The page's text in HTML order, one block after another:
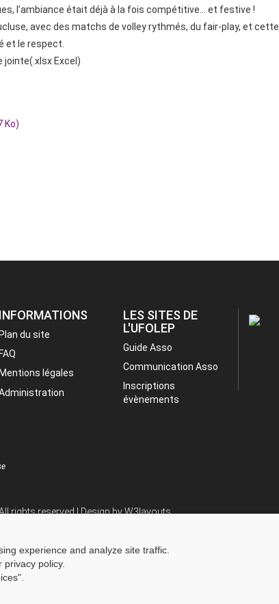
l’ambiance était déjà à la fois compétitive… et festive !
avec des matchs de volley rythmés, du fair-play, et cette
et le respect.
jointe(.xlsx Excel)
Ko)
INFORMATIONS
Plan du site
FAQ
Mentions légales
LES SITES DE
L'UFOLEP
Guide Asso
Communication Asso
Inscriptions
évènements
rights reserved | Design byW3layouts.
experience and analyze site traffic.
policy.